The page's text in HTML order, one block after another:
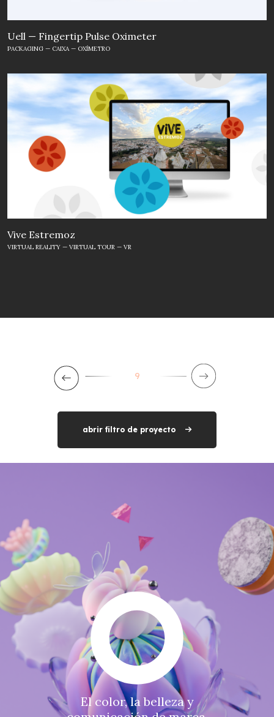
Uell — Fingertip Pulse Oximeter
PACKAGING — CAIXA — OXÍMETRO
Vive Estremoz
VIRTUAL REALITY — VIRTUAL TOUR — VR
9
abrir filtro de proyecto
El color, la belleza y